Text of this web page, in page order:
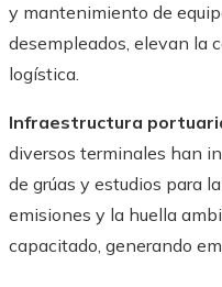
y mantenimiento de
desempleados, elevan la
logística.
Infraestructura
diversos terminales han
de grúas y estudios para
emisiones y la huella
capacitado, generando